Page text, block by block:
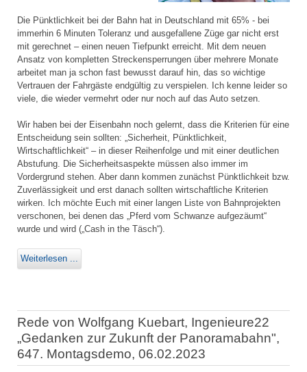
Die Pünktlichkeit bei der Bahn hat in Deutschland mit 65% - bei
immerhin 6 Minuten Toleranz und ausgefallene Züge gar nicht erst
mit gerechnet – einen neuen Tiefpunkt erreicht. Mit dem neuen
Ansatz von kompletten Streckensperrungen über mehrere Monate
arbeitet man ja schon fast bewusst darauf hin, das so wichtige
Vertrauen der Fahrgäste endgültig zu verspielen. Ich kenne leider so
viele, die wieder vermehrt oder nur noch auf das Auto setzen.
Wir haben bei der Eisenbahn noch gelernt, dass die Kriterien für eine
Entscheidung sein sollten: „Sicherheit, Pünktlichkeit,
Wirtschaftlichkeit“ – in dieser Reihenfolge und mit einer deutlichen
Abstufung. Die Sicherheitsaspekte müssen also immer im
Vordergrund stehen. Aber dann kommen zunächst Pünktlichkeit bzw.
Zuverlässigkeit und erst danach sollten wirtschaftliche Kriterien
wirken. Ich möchte Euch mit einer langen Liste von Bahnprojekten
verschonen, bei denen das „Pferd vom Schwanze aufgezäumt“
wurde und wird („Cash in the Täsch“).
Weiterlesen ...
Rede von Wolfgang Kuebart, Ingenieure22
„Gedanken zur Zukunft der Panoramabahn",
647. Montagsdemo, 06.02.2023